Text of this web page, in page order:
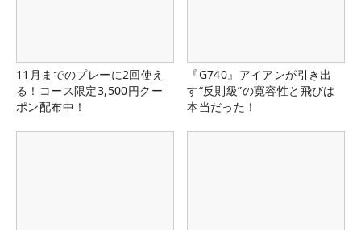
11月までのプレーに2回使え
る！コース限定3,500円クー
ポン配布中！
『G740』アイアンが引き出
す“反則級”の寛容性と飛びは
本当だった！